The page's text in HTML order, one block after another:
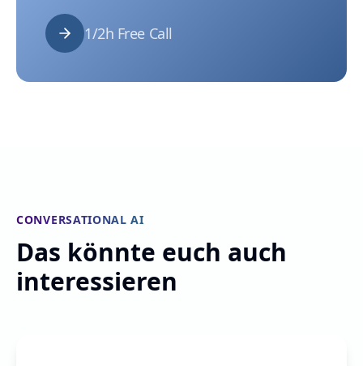
1/2h Free Call
CONVERSATIONAL AI
Das könnte euch auch
interessieren